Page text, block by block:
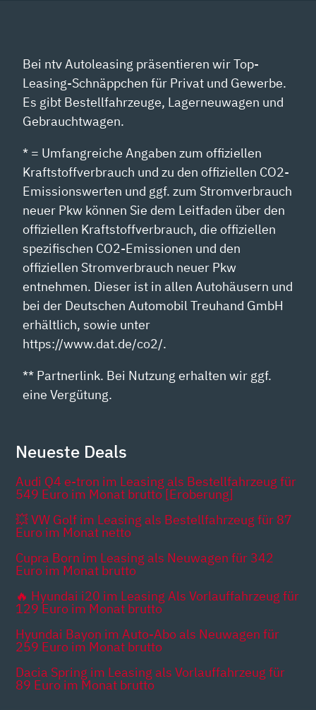
Bei ntv Autoleasing präsentieren wir Top-
Leasing-Schnäppchen für Privat und Gewerbe.
Es gibt Bestellfahrzeuge, Lagerneuwagen und
Gebrauchtwagen.
* = Umfangreiche Angaben zum offiziellen
Kraftstoffverbrauch und zu den offiziellen CO2-
Emissionswerten und ggf. zum Stromverbrauch
neuer Pkw können Sie dem Leitfaden über den
offiziellen Kraftstoffverbrauch, die offiziellen
spezifischen CO2-Emissionen und den
offiziellen Stromverbrauch neuer Pkw
entnehmen. Dieser ist in allen Autohäusern und
bei der Deutschen Automobil Treuhand GmbH
erhältlich, sowie unter
https://www.dat.de/co2/.
** Partnerlink. Bei Nutzung erhalten wir ggf.
eine Vergütung.
Neueste Deals
Audi Q4 e-tron im Leasing als Bestellfahrzeug für
549 Euro im Monat brutto [Eroberung]
💥 VW Golf im Leasing als Bestellfahrzeug für 87
Euro im Monat netto
Cupra Born im Leasing als Neuwagen für 342
Euro im Monat brutto
🔥 Hyundai i20 im Leasing Als Vorlauffahrzeug für
129 Euro im Monat brutto
Hyundai Bayon im Auto-Abo als Neuwagen für
259 Euro im Monat brutto
Dacia Spring im Leasing als Vorlauffahrzeug für
89 Euro im Monat brutto